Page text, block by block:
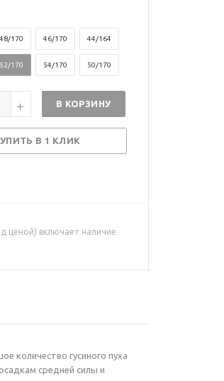
48/170 46/170 44/164
52/170 54/170 50/170
В КОРЗИНУ
В 1 КЛИК
ценой) включает наличие
количество гусиного пуха
средней силы и